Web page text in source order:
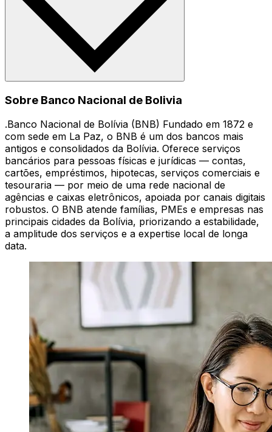
Sobre Banco Nacional de Bolivia
.Banco Nacional de Bolívia (BNB) Fundado em 1872 e
com sede em La Paz, o BNB é um dos bancos mais
antigos e consolidados da Bolívia. Oferece serviços
bancários para pessoas físicas e jurídicas — contas,
cartões, empréstimos, hipotecas, serviços comerciais e
tesouraria — por meio de uma rede nacional de
agências e caixas eletrônicos, apoiada por canais digitais
robustos. O BNB atende famílias, PMEs e empresas nas
principais cidades da Bolívia, priorizando a estabilidade,
a amplitude dos serviços e a expertise local de longa
data.